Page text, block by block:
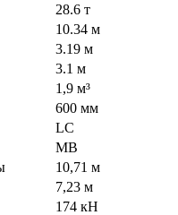
28.6 т
10.34 м
3.19 м
3.1 м
1,9 м³
600 мм
LC
MB
10,71 м
7,23 м
174 кН